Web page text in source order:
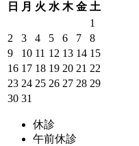
日
月 火 水 木 金 土
1
2
3 4 5 6 7
8
9
10 11 12 13 14 15
16 17 18 19 20 21 22
23 24 25 26 27 28 29
30 31
休診
午前休診